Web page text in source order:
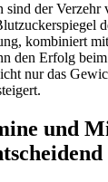
sind der Verzehr
kombiniert
den Erfolg beim
nur das
und